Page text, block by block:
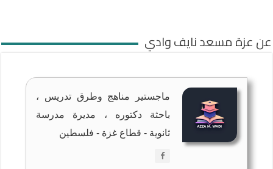
عن عزة مسعد نايف وادي
ماجستير مناهج وطرق تدريس ،
باحثة دكتوره ، مديرة مدرسة
ثانوية - قطاع غزة - فلسطين